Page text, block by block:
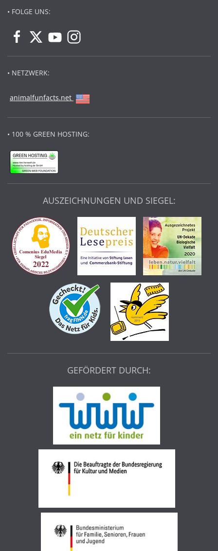
• FOLGE UNS:
• NETZWERK:
animalfunfacts.net
• 100 % GREEN HOSTING:
AUSZEICHNUNGEN UND SIEGEL:
GEFÖRDERT DURCH: